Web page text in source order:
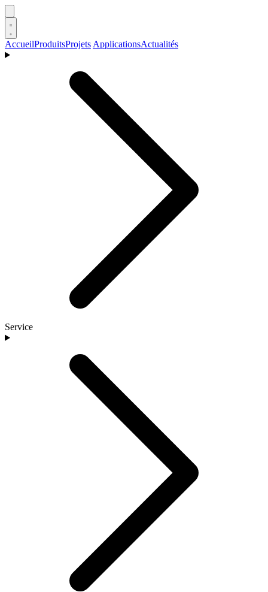
AccueilProduitsProjets ApplicationsActualités
Service